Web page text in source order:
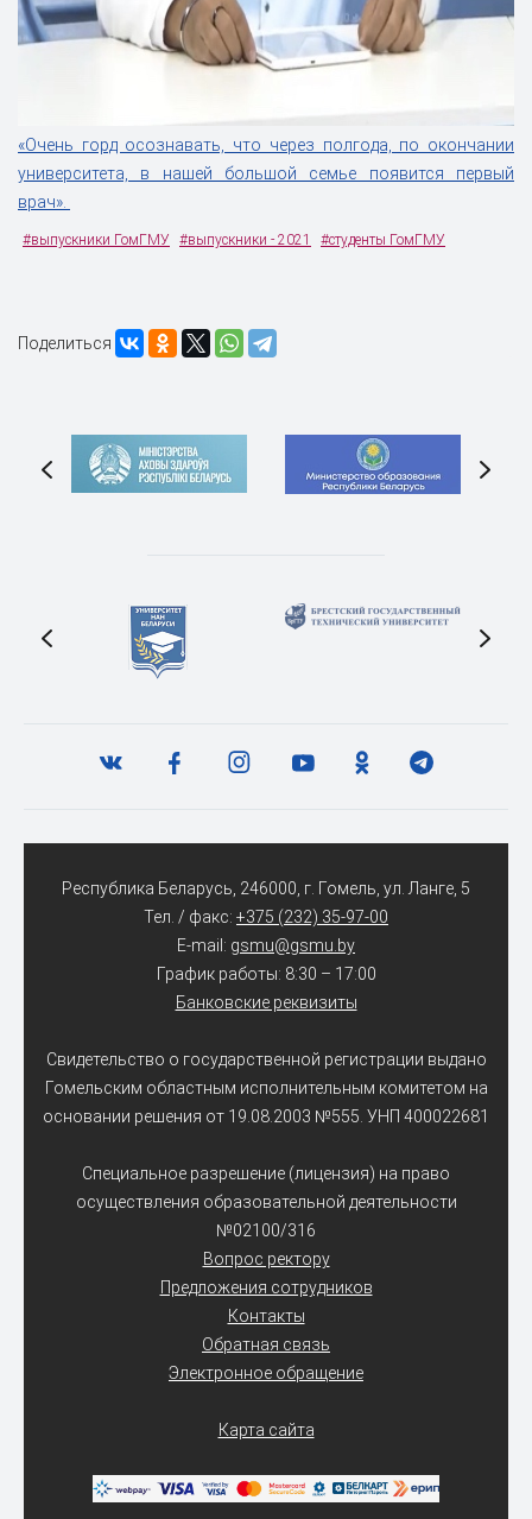
«Очень горд осознавать, что через полгода, по окончании
университета, в нашей большой семье появится первый
врач»
#выпускники ГомГМУ #выпускники - 2021 #студенты ГомГМУ
Поделиться
Республика Беларусь, 246000, г. Гомель, ул. Ланге, 5
Тел. / факс: +375 (232) 35-97-00
E-mail: gsmu@gsmu.by
График работы: 8:30 – 17:00
Банковские реквизиты
Свидетельство о государственной регистрации выдано
Гомельским областным исполнительным комитетом на
основании решения от 19.08.2003 №555. УНП 400022681
Специальное разрешение (лицензия) на право
осуществления образовательной деятельности
№02100/316
Вопрос ректору
Предложения сотрудников
Контакты
Обратная связь
Электронное обращение
Карта сайта